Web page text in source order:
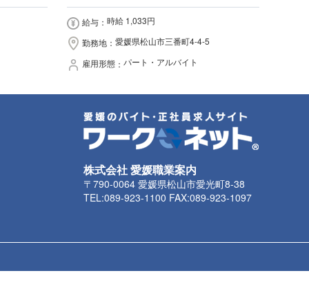
給与
時給 1,033円
勤務地
愛媛県松山市三番町4-4-5
雇用形態
パート・アルバイト
株式会社 愛媛職業案内
〒790-0064 愛媛県松山市愛光町8-38
TEL:089-923-1100 FAX:089-923-1097